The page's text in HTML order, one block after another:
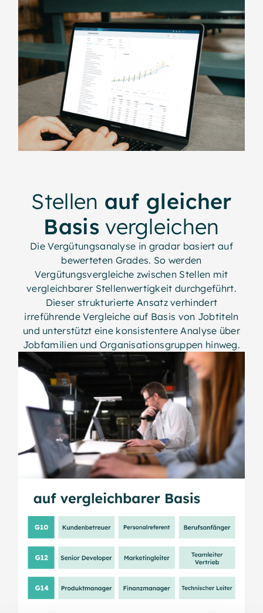
Stellen auf gleicher
Basisvergleichen
Die Vergütungsanalyse in gradar basiert auf
bewerteten Grades. So werden
Vergütungsvergleiche zwischen Stellen mit
vergleichbarer Stellenwertigkeit durchgeführt.
Dieser strukturierte Ansatz verhindert
irreführende Vergleiche auf Basis von Jobtiteln
und unterstützt eine konsistentere Analyse über
Jobfamilien und Organisationsgruppen hinweg.